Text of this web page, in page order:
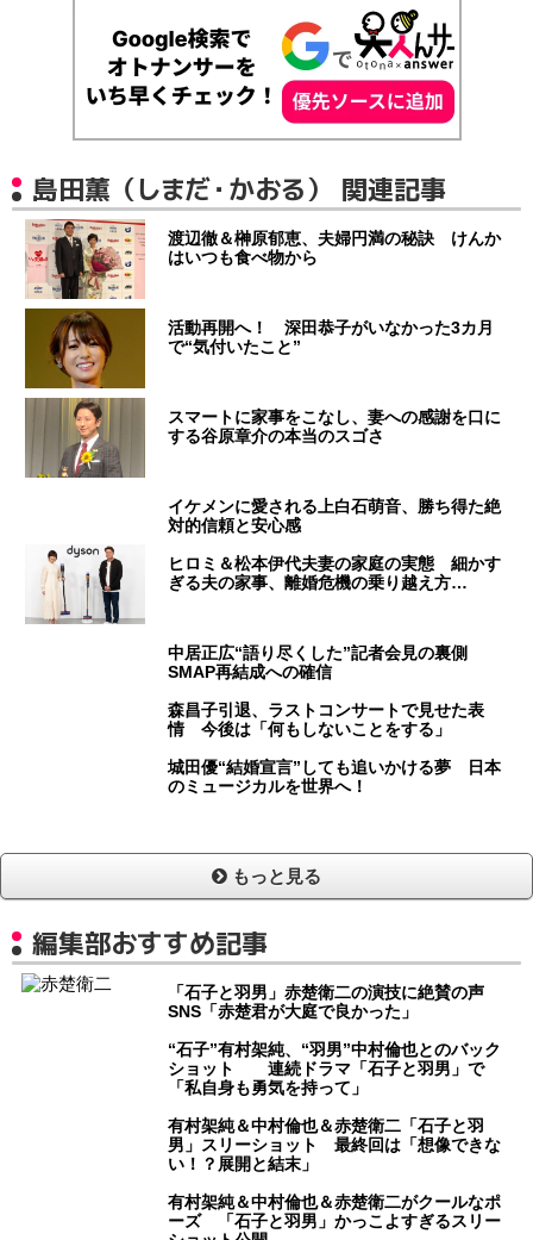
島田薫（しまだ・かおる） 関連記事
渡辺徹＆榊原郁恵、夫婦円満の秘訣 けんか
はいつも食べ物から
活動再開へ！ 深田恭子がいなかった3カ月
で“気付いたこと”
スマートに家事をこなし、妻への感謝を口に
する谷原章介の本当のスゴさ
イケメンに愛される上白石萌音、勝ち得た絶
対的信頼と安心感
ヒロミ＆松本伊代夫妻の家庭の実態 細かす
ぎる夫の家事、離婚危機の乗り越え方…
中居正広“語り尽くした”記者会見の裏側
SMAP再結成への確信
森昌子引退、ラストコンサートで見せた表
情 今後は「何もしないことをする」
城田優“結婚宣言”しても追いかける夢 日本
のミュージカルを世界へ！
もっと見る
編集部おすすめ記事
「石子と羽男」赤楚衛二の演技に絶賛の声
SNS「赤楚君が大庭で良かった」
“石子”有村架純、“羽男”中村倫也とのバック
ショット 連続ドラマ「石子と羽男」で
「私自身も勇気を持って」
有村架純＆中村倫也＆赤楚衛二「石子と羽
男」スリーショット 最終回は「想像できな
い！？展開と結末」
有村架純＆中村倫也＆赤楚衛二がクールなポ
ーズ 「石子と羽男」かっこよすぎるスリー